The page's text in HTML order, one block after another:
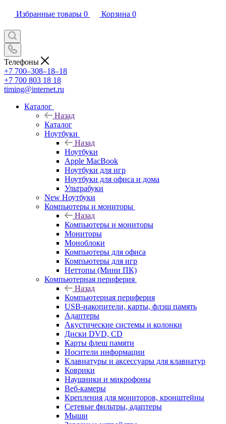
Избранные товары 0 Корзина 0
Телефоны
+7 700‒308‒18‒18
+7 700 803 18 18
timing@internet.ru
Каталог
Назад
Каталог
Ноутбуки
Назад
Ноутбуки
Apple MacBook
Ноутбуки для игр
Ноутбуки для офиса и дома
Ультрабуки
New Ноутбуки
Компьютеры и мониторы
Назад
Компьютеры и мониторы
Мониторы
Моноблоки
Компьютеры для офиса
Компьютеры для игр
Неттопы (Мини ПК)
Компьютерная периферия
Назад
Компьютерная периферия
USB-накопители, карты, флэш память
Адаптеры
Акустические системы и колонки
Диски DVD, CD
Карты флеш памяти
Носители информации
Клавиатуры и аксессуары для клавиатур
Коврики
Наушники и микрофоны
Веб-камеры
Крепления для мониторов, кронштейны
Сетевые фильтры, адаптеры
Мыши